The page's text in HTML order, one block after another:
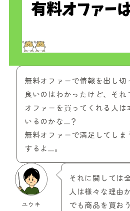
無料オファーで情報を出し切
良いのはわかったけど、それ
オファーを買ってくれる人は
いるのかな…？
無料オファーで満足してしま
するよ…。
ユウキ
それに関しては
人は様々な理由
でも商品を買お